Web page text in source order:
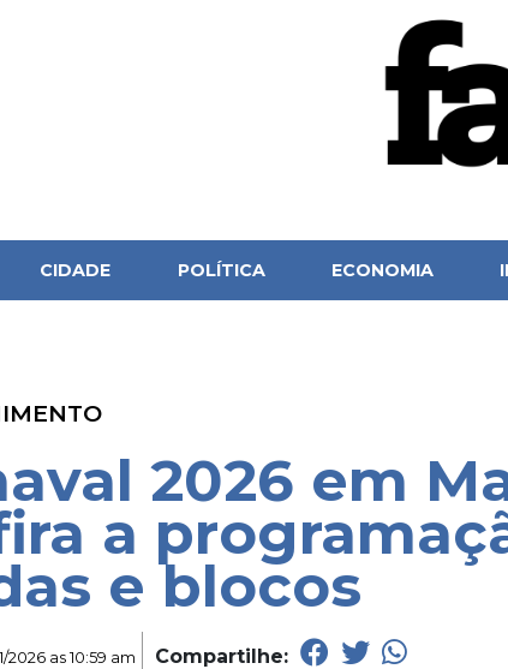
CIDADE POLÍTICA ECONOMIA
2026 em
a
e blocos
2026 as 10:59 am Compartilhe: